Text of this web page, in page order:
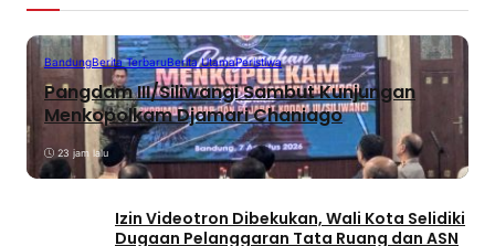
BandungBerita TerbaruBerita UtamaPeristiwa
Pangdam III/Siliwangi Sambut Kunjungan
Menkopolkam Djamari Chaniago
23 jam lalu
Izin Videotron Dibekukan, Wali Kota Selidiki
Dugaan Pelanggaran Tata Ruang dan ASN